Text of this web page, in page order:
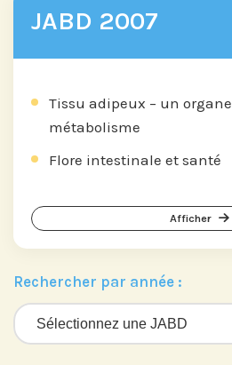
JABD 2007
Tissu adipeux – un
métabolisme
Flore intestinale et santé
Afficher
Rechercher par année :